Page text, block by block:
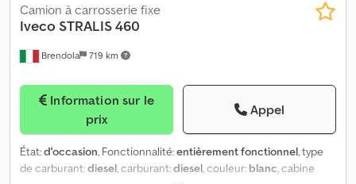
Brendola 719 km
Camion à carrosserie fixe
Iveco STRALIS 460
prix
Appel
État:d'occasion, Fonctionnalité:entièrement fonctionnel, type
de carburant:diesel, carburant:diesel, couleur: blanc, cabine